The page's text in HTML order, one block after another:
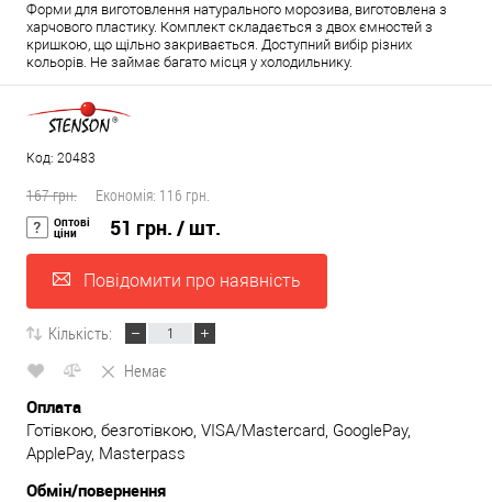
Форми для виготовлення натурального морозива, виготовлена з
харчового пластику. Комплект складається з двох ємностей з
кришкою, що щільно закривається. Доступний вибір різних
кольорів. Не займає багато місця у холодильнику.
Код: 20483
167 грн. Економія: 116 грн.
Оптові
ціни 51 грн. / шт.
Повідомити про наявність
Кількість:
Немає
Оплата
Готівкою, безготівкою, VISA/Mastercard, GooglePay,
ApplePay, Masterpass
Обмін/повернення